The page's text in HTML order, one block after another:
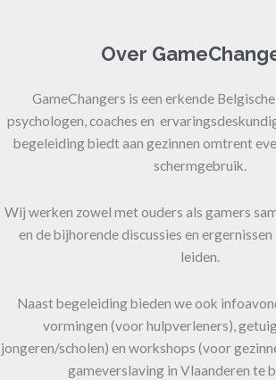
Over
GameChangers is een erkende
psychologen, coaches en
begeleiding biedt aan gezinnen omtrent
schermgebruik.
Wij werken zowel met ouders als gamers
en de bijhorende discussies en
leiden.
Naast begeleiding bieden we ook
vormingen (voor hulpverleners),
jongeren/scholen) en workshops (voor
gameverslaving in Vlaanderen te